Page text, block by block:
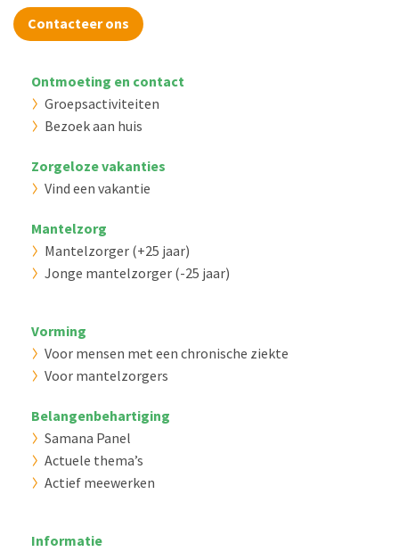
Contacteer ons
Ontmoeting en contact
Groepsactiviteiten
Bezoek aan huis
Zorgeloze vakanties
Vind een vakantie
Mantelzorg
Mantelzorger (+25 jaar)
Jonge mantelzorger (-25 jaar)
Vorming
Voor mensen met een chronische ziekte
Voor mantelzorgers
Belangenbehartiging
Samana Panel
Actuele thema’s
Actief meewerken
Informatie